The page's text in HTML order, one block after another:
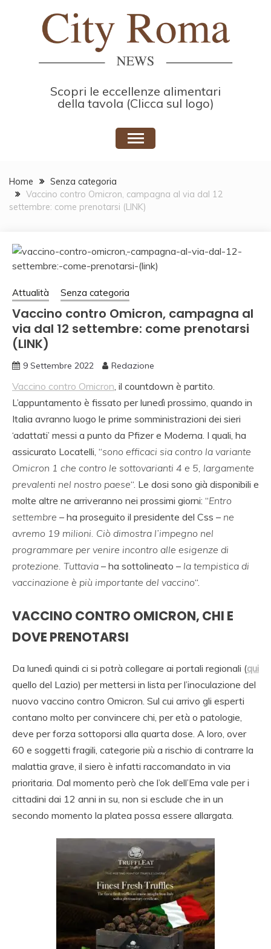
Scopri le eccellenze alimentari
della tavola (Clicca sul logo)
Home
Senza categoria
Vaccino contro Omicron, campagna al via dal 12
settembre: come prenotarsi (LINK)
Attualità Senza categoria
Vaccino contro Omicron, campagna al
via dal 12 settembre: come prenotarsi
(LINK)
9 Settembre 2022 Redazione
Vaccino contro Omicron, il countdown è partito.
L’appuntamento è fissato per lunedì prossimo, quando in
Italia avranno luogo le prime somministrazioni dei sieri
‘adattati’ messi a punto da Pfizer e Moderna. I quali, ha
assicurato Locatelli, “sono efficaci sia contro la variante
Omicron 1 che contro le sottovarianti 4 e 5, largamente
prevalenti nel nostro paese“. Le dosi sono già disponibili e
molte altre ne arriveranno nei prossimi giorni: “Entro
settembre – ha proseguito il presidente del Css – ne
avremo 19 milioni. Ciò dimostra l’impegno nel
programmare per venire incontro alle esigenze di
protezione. Tuttavia – ha sottolineato – la tempistica di
vaccinazione è più importante del vaccino“.
VACCINO CONTRO OMICRON, CHI E
DOVE PRENOTARSI
Da lunedì quindi ci si potrà collegare ai portali regionali (qui
quello del Lazio) per mettersi in lista per l’inoculazione del
nuovo vaccino contro Omicron. Sul cui arrivo gli esperti
contano molto per convincere chi, per età o patologie,
deve per forza sottoporsi alla quarta dose. A loro, over
60 e soggetti fragili, categorie più a rischio di contrarre la
malattia grave, il siero è infatti raccomandato in via
prioritaria. Dal momento però che l’ok dell’Ema vale per i
cittadini dai 12 anni in su, non si esclude che in un
secondo momento la platea possa essere allargata.